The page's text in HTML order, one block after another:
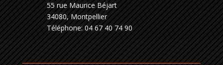
55 rue Maurice Béjart
34080, Montpellier
Téléphone: 04 67 40 74 90